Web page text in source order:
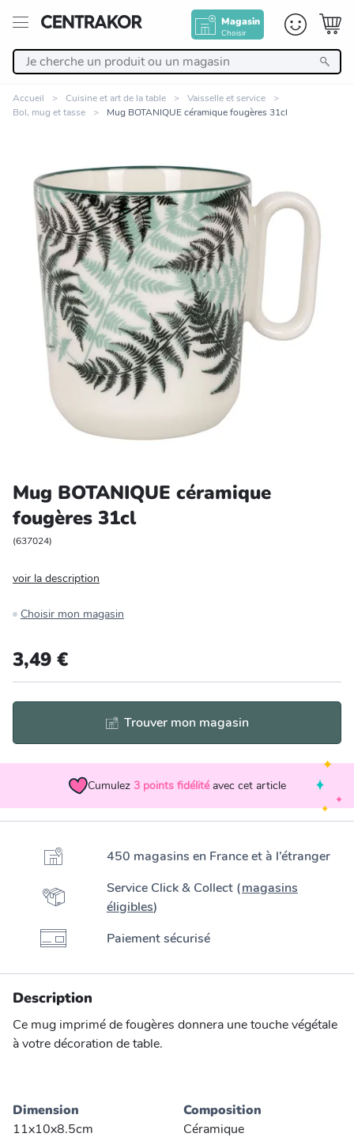
Magasin
Choisir
Décoration
Linge de maison
Meuble
Cuisine et art de la table
Salle de bain et beauté
Entretien et rangement
Loisirs
Bricolage et auto
Jardin et plein air
Accueil Cuisine et art de la table
Vaisselle et service
Bol, mug et tasse
Mug BOTANIQUE céramique fougères 31cl
Zoomer sur l'image
Mug BOTANIQUE céramique
fougères 31cl
(637024)
voir la description
Choisir mon magasin
3,49 €
Trouver mon magasin
Cumulez 3 points fidélité avec cet article
450 magasins en France et à l’étranger
Service Click & Collect (magasins
éligibles)
Paiement sécurisé
Description
Ce mug imprimé de fougères donnera une touche végétale
à votre décoration de table.
Dimension
11x10x8.5cm
Composition
Céramique